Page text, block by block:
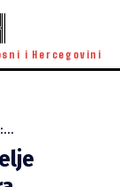
i Hercegovini